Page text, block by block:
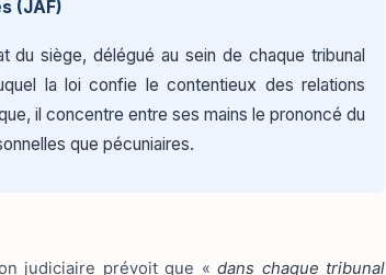
(JAF)
du siège, délégué au sein de chaque tribunal
la loi confie le contentieux des relations
il concentre entre ses mains le prononcé du
que pécuniaires.
judiciaire prévoit que «dans chaque tribunal